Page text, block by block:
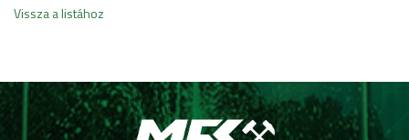
Vissza a listához